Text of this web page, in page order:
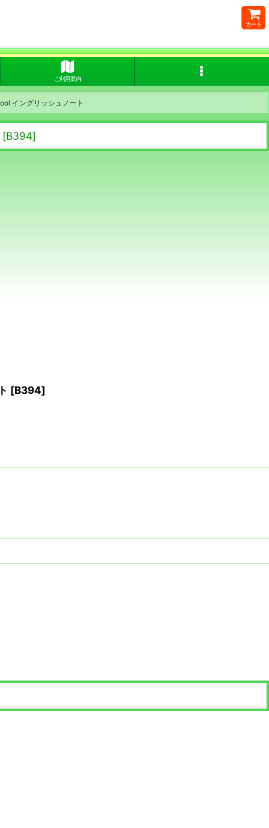
カート
ご利用案内
イングリッシュノート
[B394]
[B394]